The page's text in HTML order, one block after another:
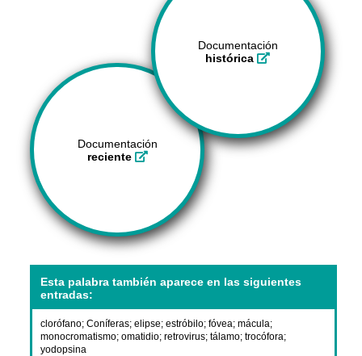
Documentación
histórica
Documentación
reciente
Esta palabra también aparece en las siguientes
entradas:
clorófano;Coníferas;elipse;estróbilo;fóvea;mácula;
monocromatismo;omatidio;retrovirus;tálamo;trocófora;
yodopsina